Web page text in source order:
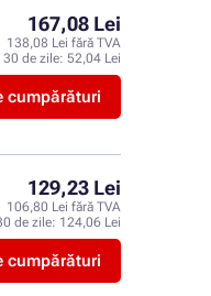
167,08 Lei
138,08 Lei fără TVA
de zile: 52,04 Lei
cumpărături
129,23 Lei
106,80 Lei fără TVA
de zile: 124,06 Lei
cumpărături